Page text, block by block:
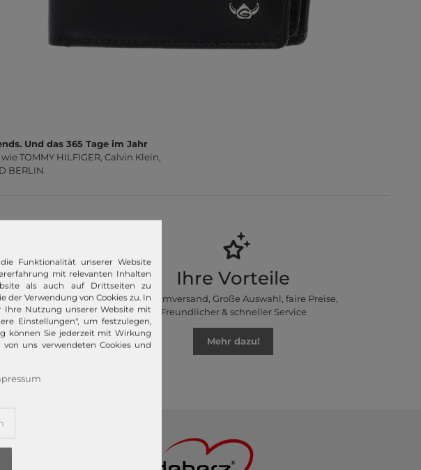
Und das 365 Tage im Jahr
TOMMY HILFIGER, Calvin Klein,
BERLIN.
per
Ihre Vorteile
Premiumversand, Große Auswahl, faire Preise,
Freundlicher & schneller Service
Mehr dazu!
auf Rechnung,
Funktionalität unserer Website
mit relevanten Inhalten
als auch auf Drittseiten zu
der Verwendung von Cookies zu. In
Nutzung unserer Website mit
Einstellungen", um festzulegen,
können Sie jederzeit mit Wirkung
uns verwendeten Cookies und